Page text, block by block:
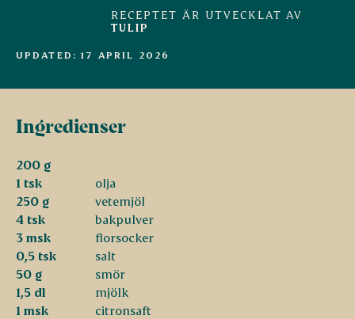
RECEPTET ÄR UTVECKLAT AV
TULIP
UPDATED: 17 APRIL 2026
Ingredienser
200 g
1 tsk
olja
250 g
vetemjöl
4 tsk
bakpulver
3 msk
florsocker
0,5 tsk
salt
50 g
smör
1,5 dl
mjölk
1 msk
citronsaft